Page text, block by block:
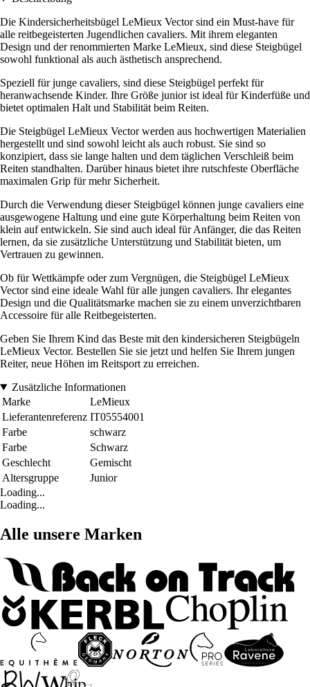
Die Kindersicherheitsbügel LeMieux Vector sind ein Must-have für
alle reitbegeisterten Jugendlichen cavaliers. Mit ihrem eleganten
Design und der renommierten Marke LeMieux, sind diese Steigbügel
sowohl funktional als auch ästhetisch ansprechend.
Speziell für junge cavaliers, sind diese Steigbügel perfekt für
heranwachsende Kinder. Ihre Größe junior ist ideal für Kinderfüße und
bietet optimalen Halt und Stabilität beim Reiten.
Die Steigbügel LeMieux Vector werden aus hochwertigen Materialien
hergestellt und sind sowohl leicht als auch robust. Sie sind so
konzipiert, dass sie lange halten und dem täglichen Verschleiß beim
Reiten standhalten. Darüber hinaus bietet ihre rutschfeste Oberfläche
maximalen Grip für mehr Sicherheit.
Durch die Verwendung dieser Steigbügel können junge cavaliers eine
ausgewogene Haltung und eine gute Körperhaltung beim Reiten von
klein auf entwickeln. Sie sind auch ideal für Anfänger, die das Reiten
lernen, da sie zusätzliche Unterstützung und Stabilität bieten, um
Vertrauen zu gewinnen.
Ob für Wettkämpfe oder zum Vergnügen, die Steigbügel LeMieux
Vector sind eine ideale Wahl für alle jungen cavaliers. Ihr elegantes
Design und die Qualitätsmarke machen sie zu einem unverzichtbaren
Accessoire für alle Reitbegeisterten.
Geben Sie Ihrem Kind das Beste mit den kindersicheren Steigbügeln
LeMieux Vector. Bestellen Sie sie jetzt und helfen Sie Ihrem jungen
Reiter, neue Höhen im Reitsport zu erreichen.
Zusätzliche Informationen
Marke
LeMieux
Lieferantenreferenz IT05554001
Farbe
schwarz
Farbe
Schwarz
Geschlecht
Gemischt
Altersgruppe
Junior
Loading...
Loading...
Alle unsere Marken